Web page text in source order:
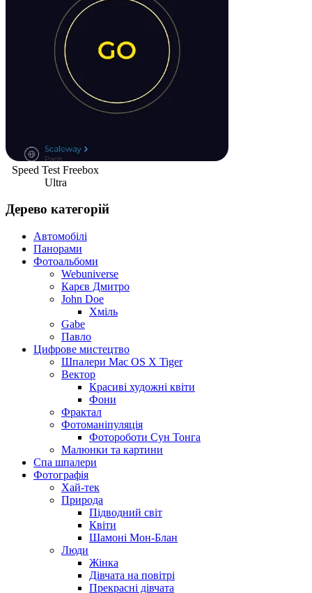
Speed Test Freebox
Ultra
Дерево категорій
Автомобілі
Панорами
Фотоальбоми
Webuniverse
Карєв Дмитро
John Doe
Хміль
Gabe
Павло
Цифрове мистецтво
Шпалери Mac OS X Tiger
Вектор
Красиві художні квіти
Фони
Фрактал
Фотоманіпуляція
Фотороботи Сун Тонга
Малюнки та картини
Спа шпалери
Фотографія
Хай-тек
Природа
Підводний світ
Квіти
Шамоні Мон-Блан
Люди
Жінка
Дівчата на повітрі
Прекрасні дівчата